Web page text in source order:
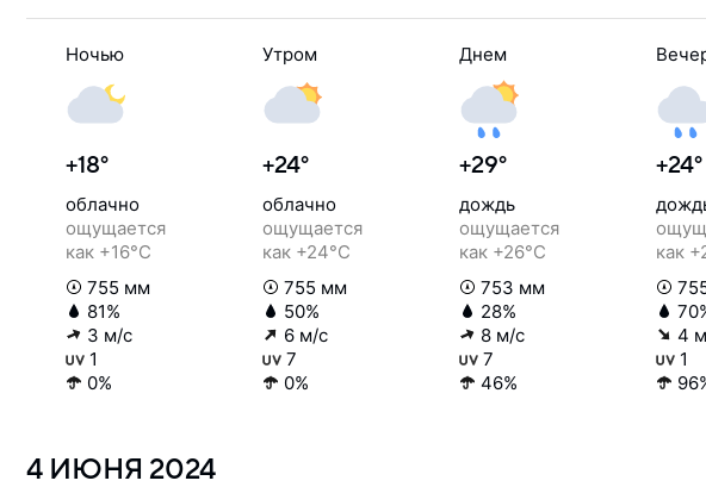
Ночью
+18°
облачно
ощущается
как +16°C
755 мм
81%
3 м/с
1
0%
Утром
+24°
облачно
ощущается
как +24°C
755 мм
50%
6 м/с
7
0%
Днем
+29°
дождь
ощущается
как +26°C
753 мм
28%
8 м/с
7
46%
+24°
как
4
1
4 ИЮНЯ 2024